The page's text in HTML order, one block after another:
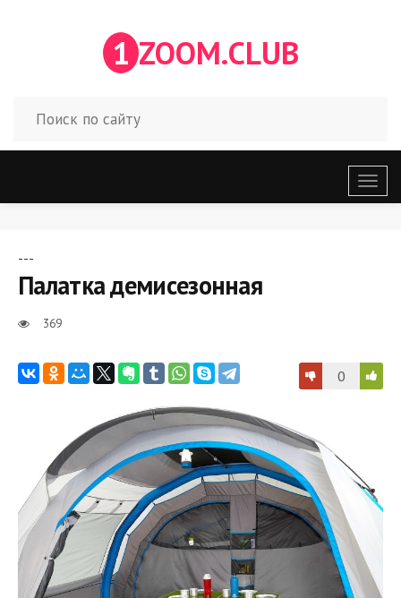
1 ZOOM.CLUB
меню
---
Палатка демисезонная
369
0